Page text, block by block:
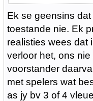
Ek se geensins
toestande nie. Ek
realisties wees dat
verloor het, ons
voorstander
met spelers wat
as jy bv 3 of 4